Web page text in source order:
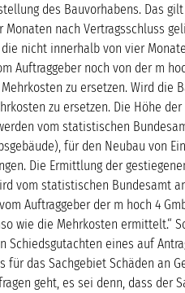
des Bauvorhabens. Das
nach Vertragsschluss
nicht innerhalb von vier
Auftraggeber noch von der m
zu ersetzen. Wird
zu ersetzen. Die Höhe
vom statistischen
für den Neubau von
Die Ermittlung der
vom statistischen
Auftraggeber der m hoch 4
wie die Mehrkosten
eines auf
für das Sachgebiet Schäden
geht, es sei denn, dass